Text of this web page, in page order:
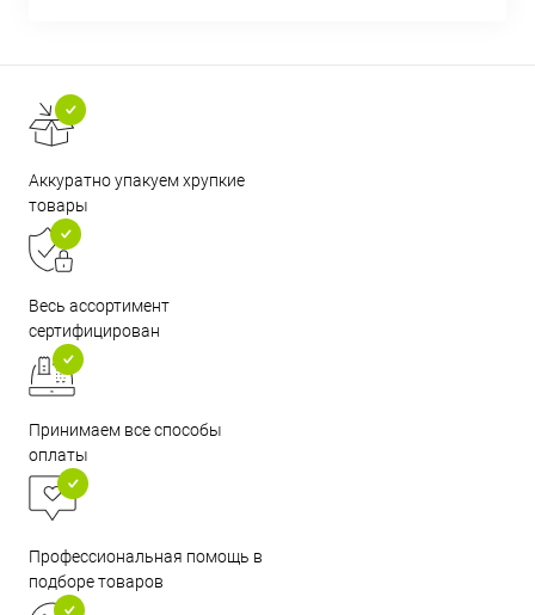
Аккуратно упакуем хрупкие
товары
Весь ассортимент
сертифицирован
Принимаем все способы
оплаты
Профессиональная помощь в
подборе товаров